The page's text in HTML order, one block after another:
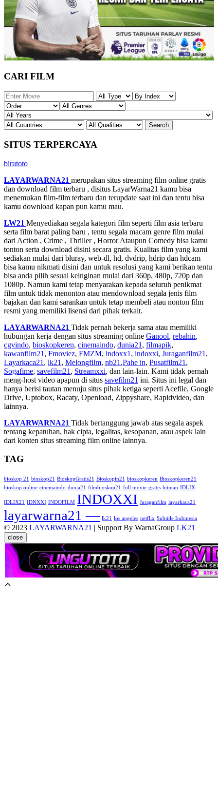
CARI FILM
SITUS TERPERCAYA
birutoto
LAYARWARNA21 merupakan situs streaming film online gratis
dan download film terbaru , disitus LayarWarna21 kamu bisa
menemukan film-film terbaru dan terupdate saat ini dan tentu bisa
kamu download kapan pun kamu mau.
LW21 Menyediakan segala kategori film seperti film asia terbaru
serta film barat paling baru , tentu segala macam genre film mulai
dari Action , Crime , Thriller , Horror Ataupun Comedy bisa kamu
tonton serta download disini secara gratis. Kualitas film yang kami
sediakan mulai dari bluray, web-dl, hd, dvdrip, hdrip dan hdcam
bisa kamu nikmati disini dan untuk resolusi yang kami berikan tentu
bisa anda pilih sesuai keinginan mulai dari 360p, 480p, 720p dan
1080p. Namun kami tetap menyarakan kepada seluruh penikmat
film untuk tidak menonton atau mendownload segala jenis film
bajakan dan kami sarankan untuk tetap membeli atau nonton film
resmi yang memiliki lisensi dari pihak terkait.
LAYARWARNA21 Tidak pernah bekerja sama atau memiliki
hubungan kerja dengan situs streaming online Ganool, rebahin,
cgvindo, bioskopkeren, cinemaindo, dunia21 , filmapik,
kawanfilm21 , Fmoviez, FMZM, indoxx1 , indoxxi, Juraganfilm21 ,
Layarkaca21 , lk21 , Melongfilm, nb21 ,Pahe in, Pusatfilm21 ,
Sogafime, savefilm21 , Streamxxi, dan lain-lain. Kami tidak pernah
meng-host video apapun di situs savefilm21 ini. Situs ini legal dan
hanya berisi tautan menuju situs pihak ketiga seperti Acefile, Google
Drive, Uptobox, Racaty, Openload, Zippyshare, Rapidvideo, dan
lainnya.
LAYARWARNA21 Tidak bertanggung jawab atas segala aspek
tentang kepatuhan, hak cipta, legalitas, kesopanan, atau aspek lain
dari konten situs streaming film online lainnya.
TAG
bioskop 21 bioskop21 BioskopGratis21 Bioskopin21 bioskopkeren Bioskopkeren21
bioskop online cinemaindo dunia21 filmbioskop21 full movie gratis hitman IDLIX
IDLIX21 IDNXXI INDOFILM INDOXXI Juraganfilm layarkaca21
layarwarna21 — lk21 los angeles netflix Subtitle Indonesia
© 2023 LAYARWARNA21 | Support By WarnaGroup LK21
close